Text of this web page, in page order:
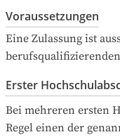
Voraussetzungen
Eine Zulassung ist
Erster
Bei mehreren ersten
Regel einen der